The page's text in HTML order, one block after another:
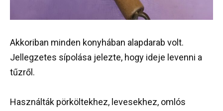
Akkoriban minden konyhában alapdarab volt.
Jellegzetes sípolása jelezte, hogy ideje levenni a
tűzről.
Használták pörköltekhez, levesekhez, omlós